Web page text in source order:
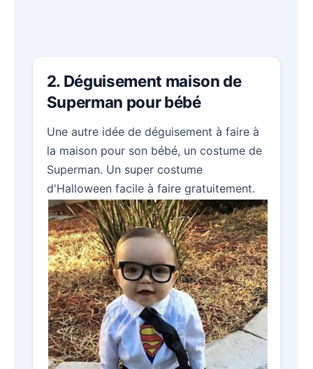
2. Déguisement maison de
Superman pour bébé
Une autre idée de déguisement à faire à
la maison pour son bébé, un costume de
Superman. Un super costume
d'Halloween facile à faire gratuitement.